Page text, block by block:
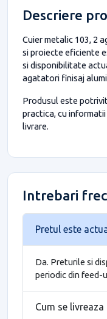
Descriere
Cuier metalic 103, 2
si proiecte eficiente
si disponibilitate
agatatori finisaj
Produsul este
practica, cu
livrare.
Intrebari
Pretul este
Da. Preturile si
periodic din feed-
Cum se